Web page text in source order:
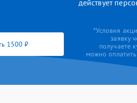
действует
1500 ₽
*Условия
заявку
получаете
можно